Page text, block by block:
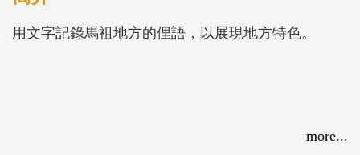
用文字記錄馬祖地方的俚語，以展現地方特色。
more...